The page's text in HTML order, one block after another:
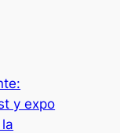
y expo